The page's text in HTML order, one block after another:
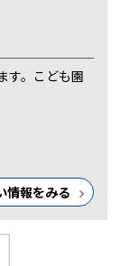
す。こども園
情報をみる